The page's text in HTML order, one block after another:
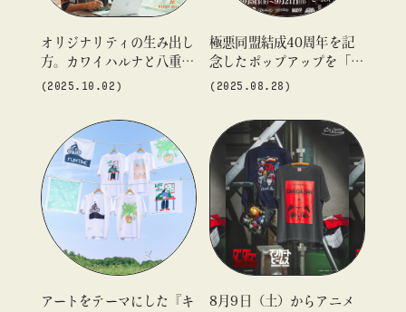
オリジナリティの生み出し
方。カワイハルナと八重樫
王明。
(2025.10.02)
極悪同盟結成40周年を記
念したポップアップを「ビ
ームス ジャパン（新
にて開催
(2025.08.28)
アートをテーマにした『キ
8月9日（土）からアニメ